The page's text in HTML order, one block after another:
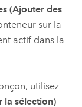
(Ajouter des
sur la
actif dans la
utilisez
la sélection)